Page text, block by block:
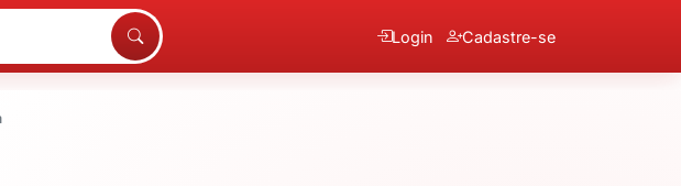
Login Cadastre-se
Sódica